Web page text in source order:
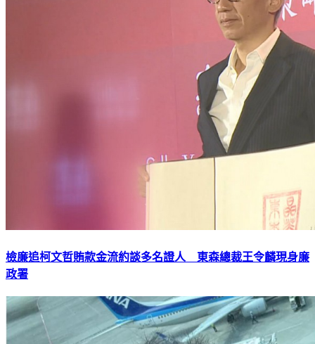
檢廉追柯文哲賄款金流約談多名證人 東森總裁王令麟現身廉
政署